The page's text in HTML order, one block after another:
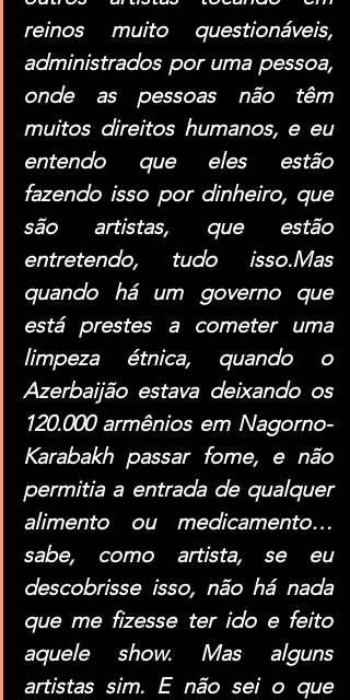
reinos muito questionáveis,
administrados por uma pessoa,
onde as pessoas não têm
muitos direitos humanos, e eu
entendo que eles estão
fazendo isso por dinheiro, que
são artistas, que estão
entretendo, tudo isso.Mas
quando há um governo que
está prestes a cometer uma
limpeza étnica, quando o
Azerbaijão estava deixando os
120.000 armênios em Nagorno-
Karabakh passar fome, e não
permitia a entrada de qualquer
alimento ou medicamento…
sabe, como artista, se eu
descobrisse isso, não há nada
que me fizesse ter ido e feito
aquele show. Mas alguns
artistas sim. E não sei o que